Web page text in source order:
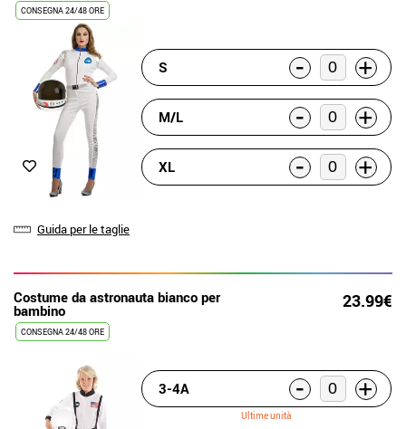
CONSEGNA 24/48 ORE
Guida per le taglie
S - +
M/L - +
XL - +
Costume da astronauta bianco per
bambino 23.99€
CONSEGNA 24/48 ORE
3-4A - +
Ultime unità